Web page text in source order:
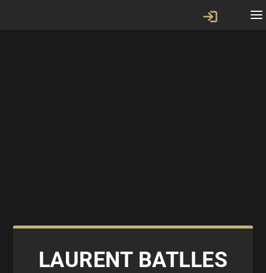
LAURENT BATLLES